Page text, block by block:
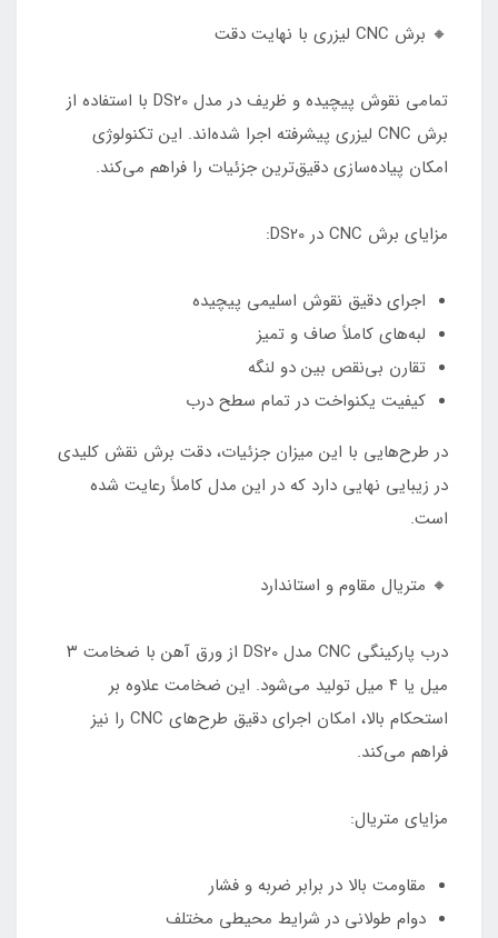
🔸 برش CNC لیزری با نهایت دقت
تمامی نقوش پیچیده و ظریف در مدل DS20 با استفاده از
برش CNC لیزری پیشرفته اجرا شده‌اند. این تکنولوژی
امکان پیاده‌سازی دقیق‌ترین جزئیات را فراهم می‌کند.
مزایای برش CNC در DS20:
اجرای دقیق نقوش اسلیمی پیچیده
لبه‌های کاملاً صاف و تمیز
تقارن بی‌نقص بین دو لنگه
کیفیت یکنواخت در تمام سطح درب
در طرح‌هایی با این میزان جزئیات، دقت برش نقش کلیدی
در زیبایی نهایی دارد که در این مدل کاملاً رعایت شده
است.
🔸 متریال مقاوم و استاندارد
درب پارکینگی CNC مدل DS20 از ورق آهن با ضخامت ۳
میل یا ۴ میل تولید می‌شود. این ضخامت علاوه بر
استحکام بالا، امکان اجرای دقیق طرح‌های CNC را نیز
فراهم می‌کند.
مزایای متریال:
مقاومت بالا در برابر ضربه و فشار
دوام طولانی در شرایط محیطی مختلف